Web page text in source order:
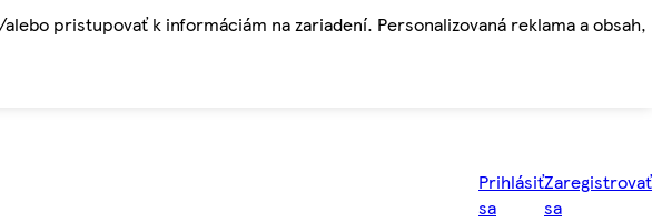
pristupovať k informáciám na zariadení. Personalizovaná reklama a obsah,
Prihlásiť
sa
Zaregistrovať
sa